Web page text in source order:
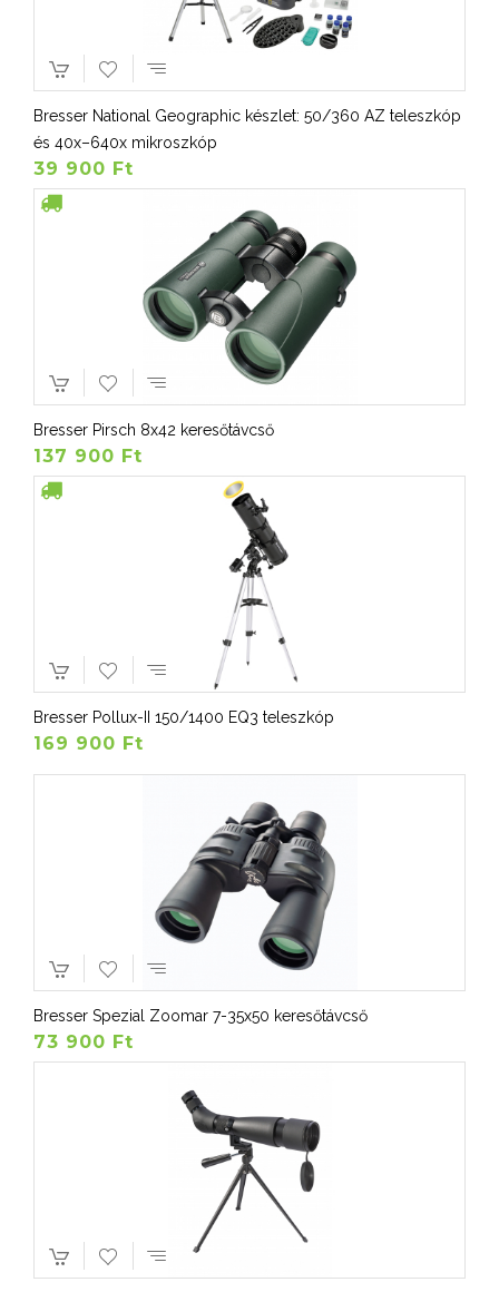
Bresser National Geographic készlet: 50/360 AZ teleszkóp
és 40x–640x mikroszkóp
39 900 Ft
Bresser Pirsch 8x42 keresőtávcső
137 900 Ft
Bresser Pollux-II 150/1400 EQ3 teleszkóp
169 900 Ft
Bresser Spezial Zoomar 7-35x50 keresőtávcső
73 900 Ft